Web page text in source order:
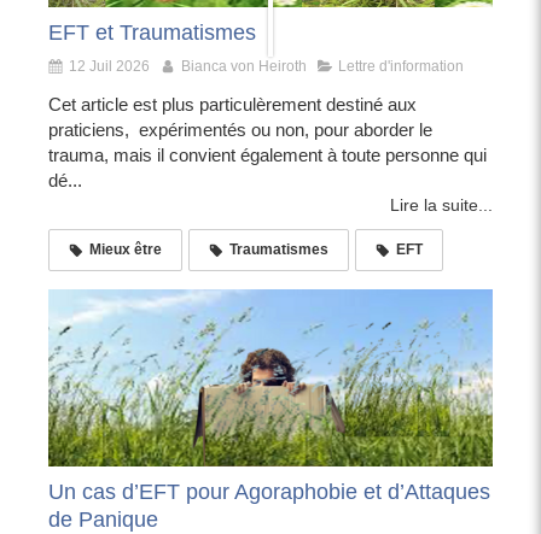
EFT et Traumatismes
12 Juil 2026 Bianca von Heiroth Lettre d'information
Cet article est plus particulèrement destiné aux
praticiens, expérimentés ou non, pour aborder le
trauma, mais il convient également à toute personne qui
dé...
Lire la suite...
Mieux être Traumatismes EFT
Un cas d’EFT pour Agoraphobie et d’Attaques
de Panique